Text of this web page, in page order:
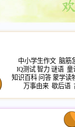
中小学生作文 脑筋
IQ测试 智力 谜语 童
知识百科 问答 蒙学读
万事由来 歇后语